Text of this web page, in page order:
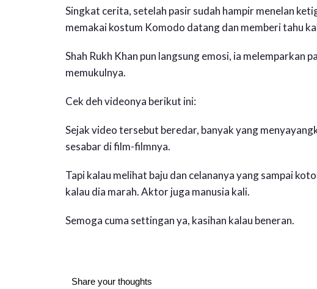
Singkat cerita, setelah pasir sudah hampir menelan
memakai kostum Komodo datang dan memberi tahu
Shah Rukh Khan pun langsung emosi, ia melemparkan
memukulnya.
Cek deh videonya berikut ini:
Sejak video tersebut beredar, banyak yang
sesabar di film-filmnya.
Tapi kalau melihat baju dan celananya yang sampai
kalau dia marah. Aktor juga manusia kali.
Semoga cuma settingan ya, kasihan kalau beneran.
Share your thoughts